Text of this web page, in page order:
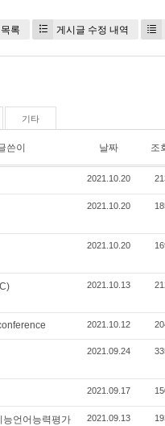
록 게시글 수정 내역
기타
쓴이 날짜 조
2021.10.20
2021.10.20
2021.10.20
2021.10.13
2021.10.12
2021.09.24
2021.09.17
언어능력평가 2021.09.13